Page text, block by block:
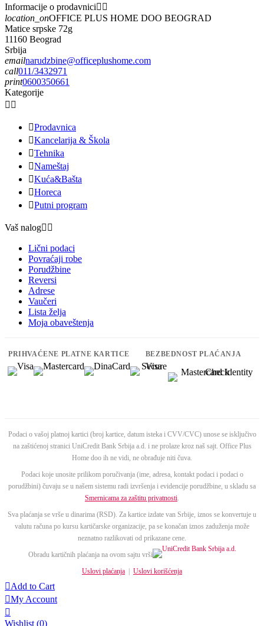
Informacije o prodavnici 
location_onOFFICE PLUS HOME DOO BEOGRAD
Matice srpske 72g
11160 Beograd
Srbija
emailnarudzbine@officeplushome.com
call011/3432971
print0600350661
Kategorije
 
Prodavnica
Kancelarija & Škola
Tehnika
Nameštaj
Kuća&Bašta
Horeca
Putni program
Vaš nalog 
Lični podaci
Povraćaji robe
Porudžbine
Reversi
Adrese
Vaučeri
Lista želja
Moja obaveštenja
PRIHVAĆENE PLATNE KARTICE BEZBEDNOST PLAĆANJA
Podaci o vašoj platnoj kartici (broj kartice, datum isteka i CVV/CVC) unose se isključivo
na zaštićenoj stranici UniCredit Bank Srbija a.d. i ne prolaze kroz naš sajt. Office Plus
Home doo ih ne vidi, ne obrađuje niti čuva.
Podaci koje unosite prilikom poručivanja (ime, adresa, kontakt podaci i podaci o
porudžbini) čuvaju se u našem sistemu radi izvršenja i evidencije porudžbine, u skladu sa
Smernicama za zaštitu privatnosti
Sva plaćanja se vrše u dinarima (RSD). Za kartice izdate van Srbije, iznos se konvertuje u
valutu računa po kursu kartičarske organizacije, pa se konačan iznos zaduženja može
neznatno razlikovati od prikazane cene.
Obradu kartičnih plaćanja na ovom sajtu vrši
Uslovi plaćanja | Uslovi korišćenja
Add to Cart
My Account

Wishlist (0)